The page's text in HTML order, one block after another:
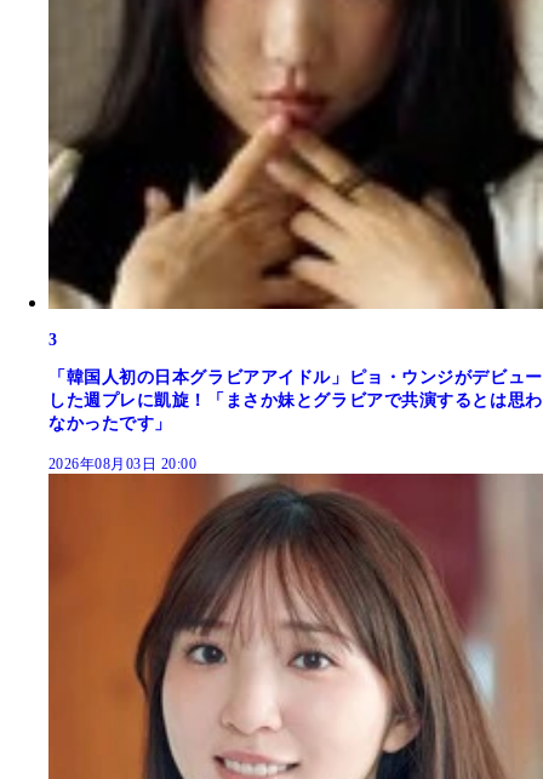
3
「韓国人初の日本グラビアアイドル」ピョ・ウンジがデビュー
した週プレに凱旋！「まさか妹とグラビアで共演するとは思わ
なかったです」
2026年08月03日 20:00